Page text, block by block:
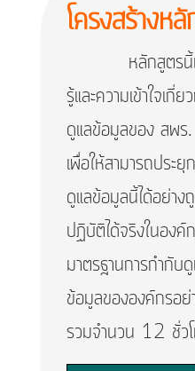
โครงสร้างห
หลักสูตรนี้เป็
รู้และความเข้าใจเกี่
ดูแลข้อมูลของ สพ
เพื่อให้สามารถประ
ดูแลข้อมูลนี้ได้อย่าง
ปฏิบัติได้จริงในองค์
มาตรฐานการกำกับ
ข้อมูลขององค์กรอย่
รวมจำนวน 12 ชั่ว